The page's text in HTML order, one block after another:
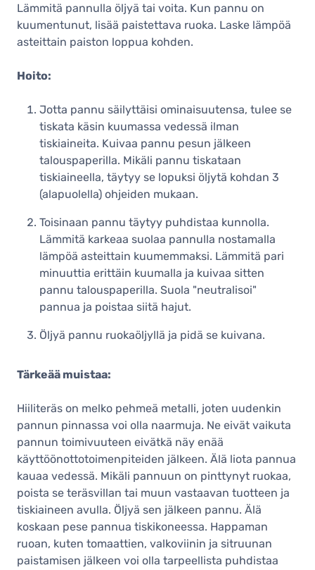
Lämmitä pannulla öljyä tai voita. Kun pannu on
kuumentunut, lisää paistettava ruoka. Laske lämpöä
asteittain paiston loppua kohden.
Hoito:
Jotta pannu säilyttäisi ominaisuutensa, tulee se
tiskata käsin kuumassa vedessä ilman
tiskiaineita. Kuivaa pannu pesun jälkeen
talouspaperilla. Mikäli pannu tiskataan
tiskiaineella, täytyy se lopuksi öljytä kohdan 3
(alapuolella) ohjeiden mukaan.
Toisinaan pannu täytyy puhdistaa kunnolla.
Lämmitä karkeaa suolaa pannulla nostamalla
lämpöä asteittain kuumemmaksi. Lämmitä pari
minuuttia erittäin kuumalla ja kuivaa sitten
pannu talouspaperilla. Suola "neutralisoi"
pannua ja poistaa siitä hajut.
Öljyä pannu ruokaöljyllä ja pidä se kuivana.
Tärkeää muistaa:
Hiiliteräs on melko pehmeä metalli, joten uudenkin
pannun pinnassa voi olla naarmuja. Ne eivät vaikuta
pannun toimivuuteen eivätkä näy enää
käyttöönottotoimenpiteiden jälkeen. Älä liota pannua
kauaa vedessä. Mikäli pannuun on pinttynyt ruokaa,
poista se teräsvillan tai muun vastaavan tuotteen ja
tiskiaineen avulla. Öljyä sen jälkeen pannu. Älä
koskaan pese pannua tiskikoneessa. Happaman
ruoan, kuten tomaattien, valkoviinin ja sitruunan
paistamisen jälkeen voi olla tarpeellista puhdistaa